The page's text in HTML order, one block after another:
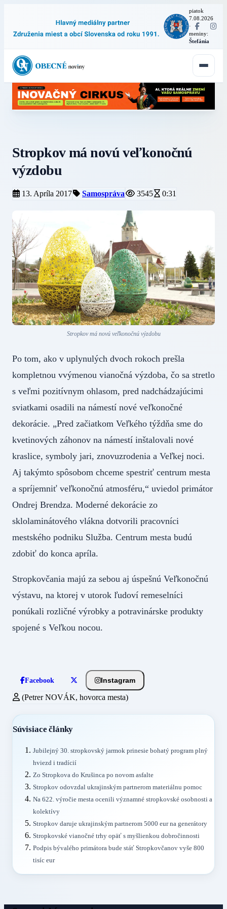
piatok
7.08.2026
·
meniny:
Štefánia
Stropkov má novú veľkonočnú
výzdobu
13. Apríla 2017 Samospráva 3545 0:31
Stropkov má novú veľkonočnú výzdobu
Po tom, ako v uplynulých dvoch rokoch prešla
kompletnou vvýmenou vianočná výzdoba, čo sa stretlo
s veľmi pozitívnym ohlasom, pred nadchádzajúcimi
sviatkami osadili na námestí nové veľkonočné
dekorácie. „Pred začiatkom Veľkého týždňa sme do
kvetinových záhonov na námestí inštalovali nové
kraslice, symboly jari, znovuzrodenia a Veľkej noci.
Aj takýmto spôsobom chceme spestriť centrum mesta
a spríjemniť veľkonočnú atmosféru,“ uviedol primátor
Ondrej Brendza. Moderné dekorácie zo
sklolaminátového vlákna dotvorili pracovníci
mestského podniku Služba. Centrum mesta budú
zdobiť do konca apríla.
Stropkovčania majú za sebou aj úspešnú Veľkonočnú
výstavu, na ktorej v utorok ľudoví remeselníci
ponúkali rozličné výrobky a potravinárske produkty
spojené s Veľkou nocou.
Facebook Instagram
(Petrer NOVÁK, hovorca mesta)
Súvisiace články
Jubilejný 30. stropkovský jarmok prinesie bohatý program plný
hviezd i tradícií
Zo Stropkova do Krušinca po novom asfalte
Stropkov odovzdal ukrajinským partnerom materiálnu pomoc
Na 622. výročie mesta ocenili významné stropkovské osobnosti a
kolektívy
Stropkov daruje ukrajinským partnerom 5000 eur na generátory
Stropkovské vianočné trhy opäť s myšlienkou dobročinnosti
Podpis bývalého primátora bude stáť Stropkovčanov vyše 800
tisíc eur